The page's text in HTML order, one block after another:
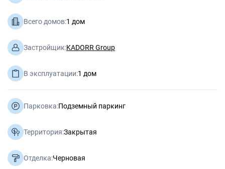
Всего домов:1 дом
Застройщик:KADORR Group
В эксплуатации:1 дом
Парковка:Подземный паркинг
Территория:Закрытая
Отделка:Черновая